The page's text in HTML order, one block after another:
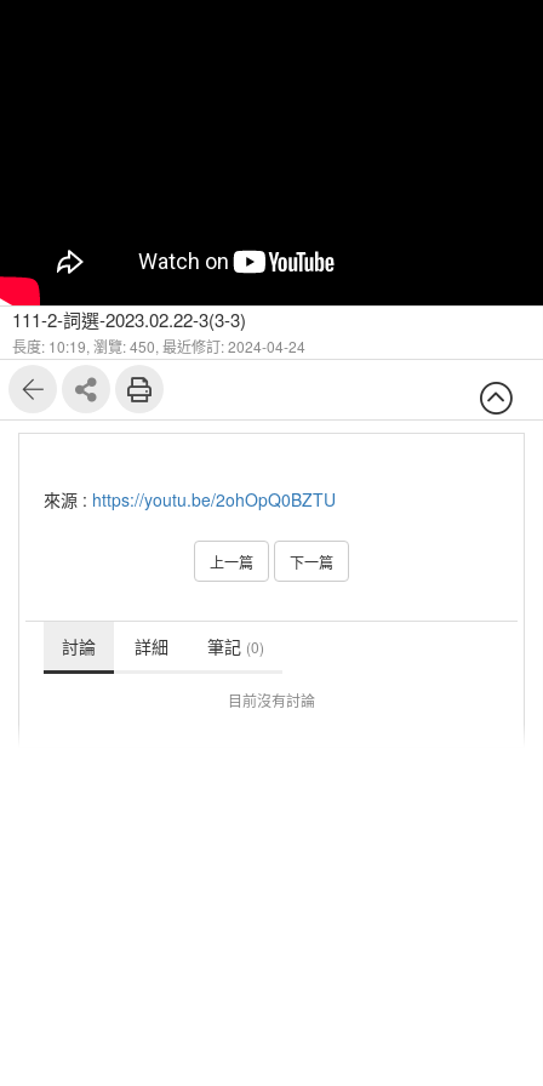
111-2-詞選-2023.02.22-3(3-3)
長度: 10:19, 瀏覽: 450, 最近修訂: 2024-04-24
來源 : https://youtu.be/2ohOpQ0BZTU
上一篇 下一篇
討論 詳細 筆記 (0)
目前沒有討論